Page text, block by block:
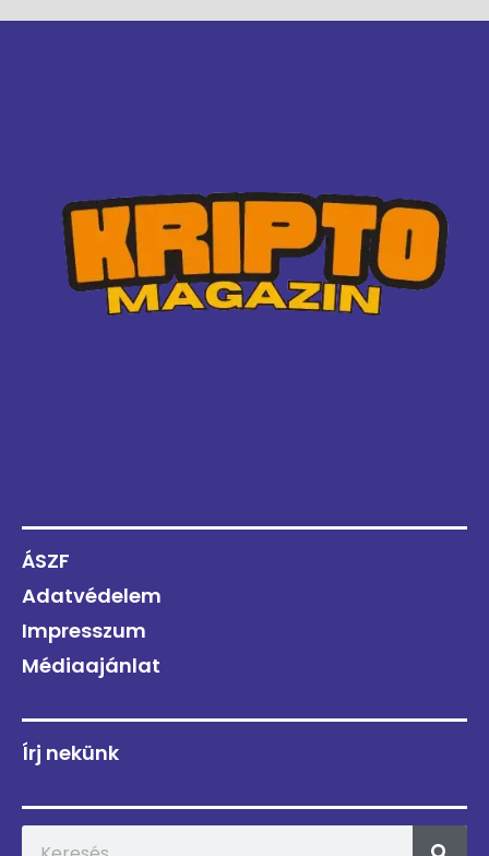
ÁSZF
Adatvédelem
Impresszum
Médiaajánlat
Írj nekünk